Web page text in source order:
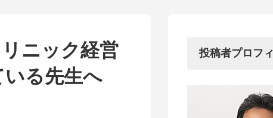
ニック経営
る先生へ
投稿者プロフ